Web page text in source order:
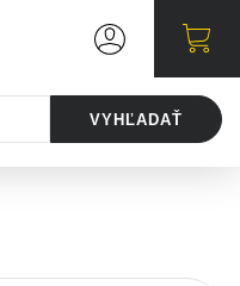
VYHĽADAŤ